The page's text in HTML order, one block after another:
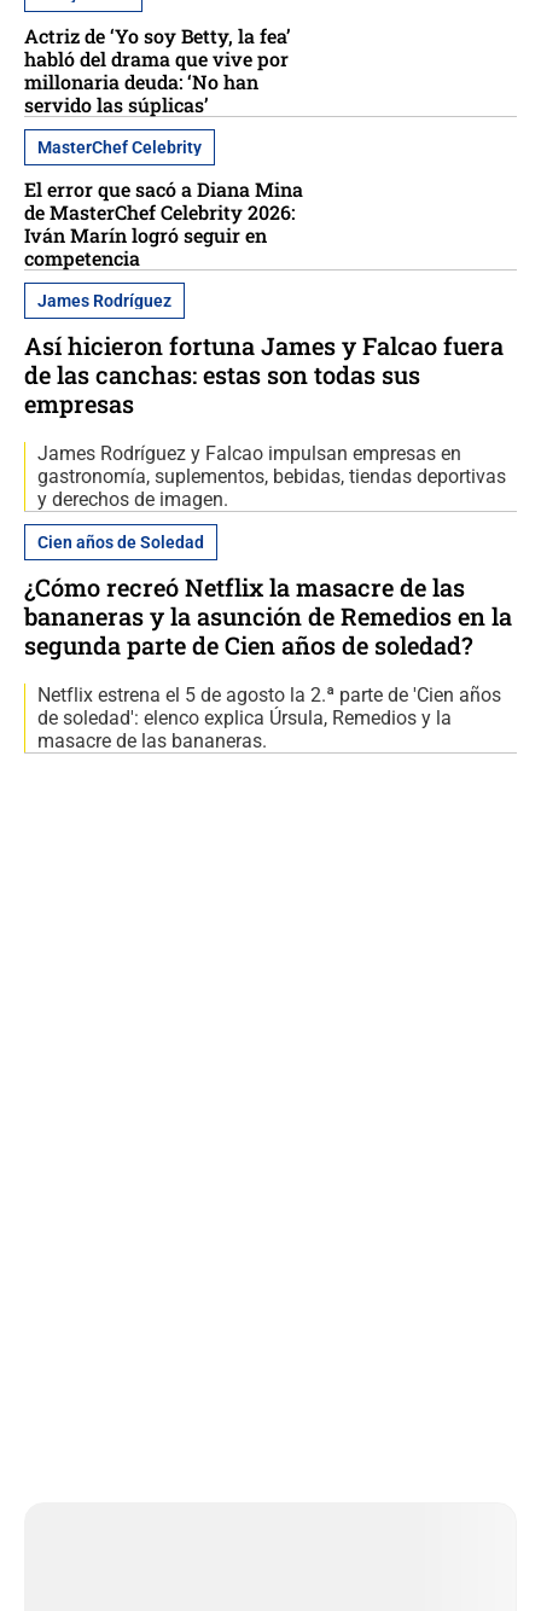
Actriz de ‘Yo soy Betty, la fea’
habló del drama que vive por
millonaria deuda: ‘No han
servido las súplicas’
MasterChef Celebrity
El error que sacó a Diana Mina
de MasterChef Celebrity 2026:
Iván Marín logró seguir en
competencia
James Rodríguez
Así hicieron fortuna James y Falcao fuera
de las canchas: estas son todas sus
empresas
James Rodríguez y Falcao impulsan empresas en
gastronomía, suplementos, bebidas, tiendas deportivas
y derechos de imagen.
Cien años de Soledad
¿Cómo recreó Netflix la masacre de las
bananeras y la asunción de Remedios en la
segunda parte de Cien años de soledad?
Netflix estrena el 5 de agosto la 2.ª parte de 'Cien años
de soledad': elenco explica Úrsula, Remedios y la
masacre de las bananeras.